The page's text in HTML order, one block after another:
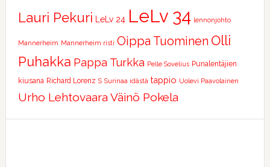
Lauri Pekuri LeLv 24 LeLv 34 lennonjohto
Mannerheim Mannerheim risti Oippa Tuominen Olli
Puhakka Pappa Turkka Pelle Sovelius Punalentäjien
kiusana Richard Lorenz S Surinaa idästä tappio Uolevi Paavolainen
Urho Lehtovaara Väinö Pokela